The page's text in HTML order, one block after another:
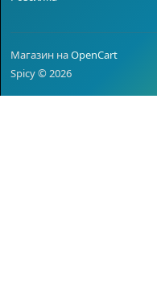
Магазин наOpenCart
Spicy © 2026